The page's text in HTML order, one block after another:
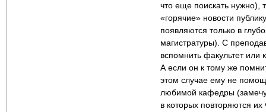
что еще поискать нужно),
«горячие» новости
появляются только в
магистратуры). С
вспомнить факультет или
А если он к тому же
этом случае ему не
любимой кафедры
в которых повторяются